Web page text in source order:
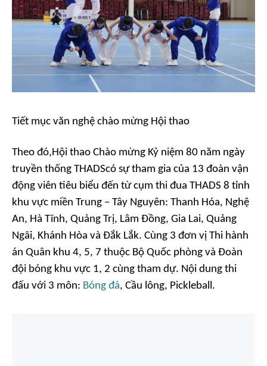
Tiết mục văn nghệ chào mừng Hội thao
Theo đó,Hội thao Chào mừng Kỷ niệm 80 năm ngày
truyền thống THADScó sự tham gia của 13 đoàn vận
động viên tiêu biểu đến từ cụm thi đua THADS 8 tỉnh
khu vực miền Trung – Tây Nguyên: Thanh Hóa, Nghệ
An, Hà Tĩnh, Quảng Trị, Lâm Đồng, Gia Lai, Quảng
Ngãi, Khánh Hòa và Đắk Lắk. Cùng 3 đơn vị Thi hành
án Quân khu 4, 5, 7 thuộc Bộ Quốc phòng và Đoàn
đội bóng khu vực 1, 2 cùng tham dự. Nội dung thi
đấu với 3 môn: Bóng đá, Cầu lông, Pickleball.